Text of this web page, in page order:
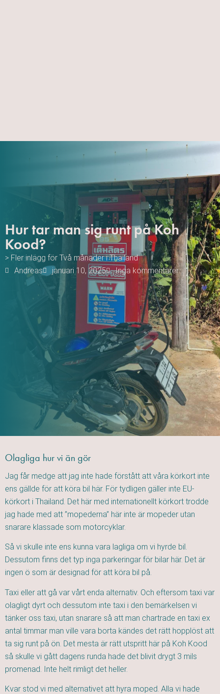
Hur tar man sig runt på Koh
Kood?
> Fler inlägg för Två månader i Thailand
Andreas
januari 10, 2025 Inga kommentarer
Olagliga hur vi än gör
Jag får medge att jag inte hade förstått att våra körkort inte
ens gällde för att köra bil här. För tydligen gäller inte EU-
körkort i Thailand. Det här med internationellt körkort trodde
jag hade med att ”mopederna” här inte är mopeder utan
snarare klassade som motorcyklar.
Så vi skulle inte ens kunna vara lagliga om vi hyrde bil.
Dessutom finns det typ inga parkeringar för bilar här. Det är
ingen ö som är designad för att köra bil på.
Taxi eller att gå var vårt enda alternativ. Och eftersom taxi var
olagligt dyrt och dessutom inte taxi i den bemärkelsen vi
tänker oss taxi, utan snarare så att man chartrade en taxi ex
antal timmar man ville vara borta kändes det rätt hopplöst att
ta sig runt på ön. Det mesta är rätt utspritt här på Koh Kood
så skulle vi gått dagens runda hade det blivit drygt 3 mils
promenad. Inte helt rimligt det heller.
Kvar stod vi med alternativet att hyra moped. Alla vi hade